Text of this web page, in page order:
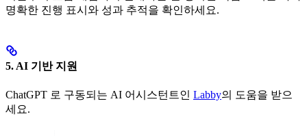
명확한 진행 표시와 성과 추적을 확인하세요.
5. AI 기반 지원
ChatGPT 로 구동되는 AI 어시스턴트인 Labby의 도움을 받으
세요.